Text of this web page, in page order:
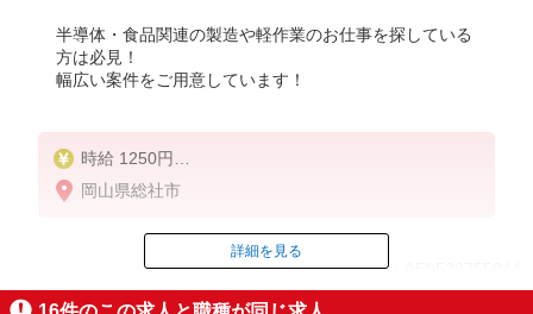
半導体・食品関連の製造や軽作業のお仕事を探している
方は必見！
幅広い案件をご用意しています！
時給 1250円
月収例 223,438円＋交通費
時給 1,250円x8時間x20日＝200,000円
賞与手当含【退職手当】制度あり
岡山県総社市
ID：AE0529755044
詳細を見る